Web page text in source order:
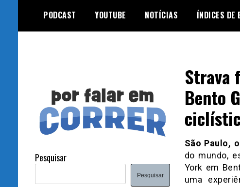
content
PODCAST YOUTUBE NOTÍCIAS ÍNDICES DE
Strava
Bento
São Paulo,
do mundo,
York em
uma
Pesquisar
Pesquisar